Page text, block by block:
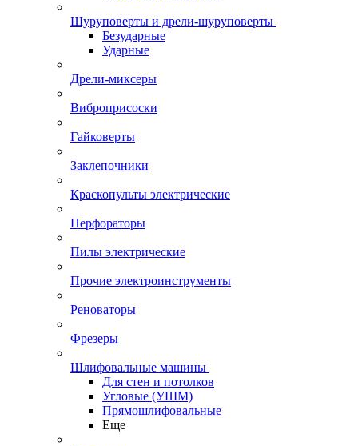
Шуруповерты и дрели-шуруповерты
Безударные
Ударные
Дрели-миксеры
Виброприсоски
Гайковерты
Заклепочники
Краскопульты электрические
Перфораторы
Пилы электрические
Прочие электроинструменты
Реноваторы
Фрезеры
Шлифовальные машины
Для стен и потолков
Угловые (УШМ)
Прямошлифовальные
Еще